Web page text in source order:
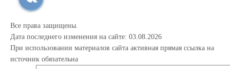
Все права защищены.
Дата последнего изменения на сайте: 03.08.2026
При использовании материалов сайта активная прямая ссылка на
источник обязательна